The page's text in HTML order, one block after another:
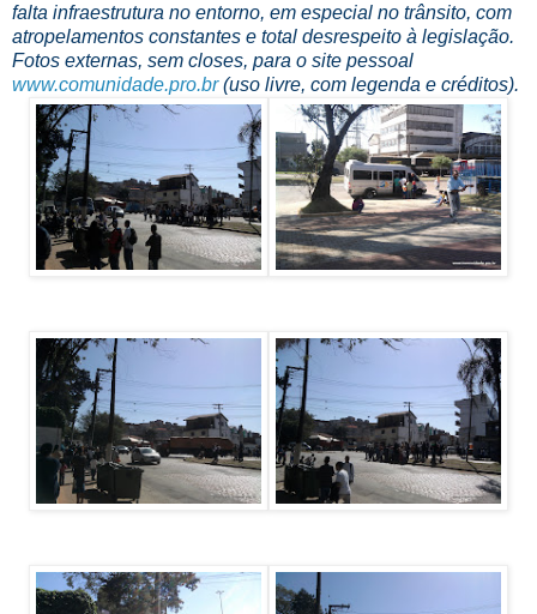
falta infraestrutura no entorno, em especial no trânsito, com
atropelamentos constantes e total desrespeito à legislação.
Fotos externas, sem closes, para o site pessoal
www.comunidade.pro.br(uso livre, com legenda e créditos).